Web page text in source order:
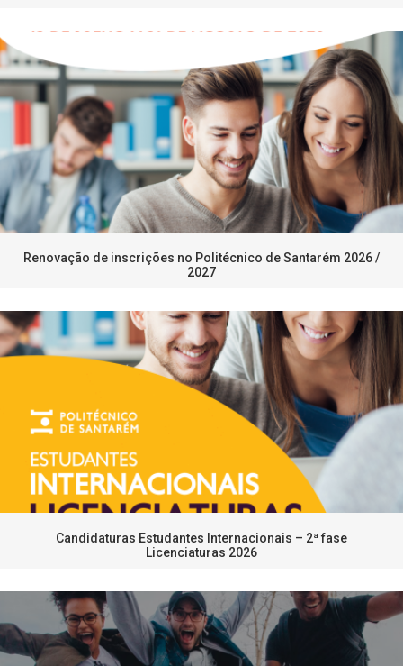
Renovação de inscrições no Politécnico de Santarém 2026 /
2027
Candidaturas Estudantes Internacionais – 2ª fase
Licenciaturas 2026